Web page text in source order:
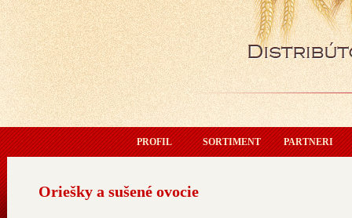
PROFIL SORTIMENT PARTNERI
Oriešky a sušené ovocie